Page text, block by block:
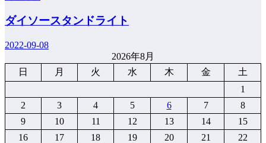
ダイソースタンドライト
2022-09-08
2026年8月
日
月 火 水 木 金
土
1
2
3 4 5 6 7
8
9
10 11 12 13 14
15
16
17 18 19 20 21
22